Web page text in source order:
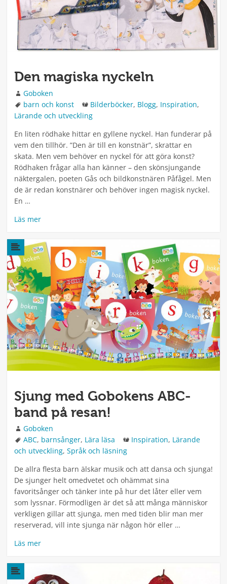
Den magiska nyckeln
Författare
Goboken
Taggar
barn och konst Kategorier
Bilderböcker, Blogg, Inspiration,
Lärande och utveckling
En liten rödhake hittar en gyllene nyckel. Han funderar på
vem den tillhör. ”Den är till en konstnär”, skrattar en
skata. Men vem behöver en nyckel för att göra konst?
Rödhaken frågar alla han känner – den skönsjungande
näktergalen, poeten Gås och bildkonstnären Påfågel. Men
de är redan konstnärer och behöver ingen magisk nyckel.
En …
Läs mer
Sjung med Gobokens ABC-
band på resan!
Författare
Goboken
Taggar
ABC, barnsånger, Lära läsa Kategorier
Inspiration, Lärande
och utveckling, Språk och läsning
De allra flesta barn älskar musik och att dansa och sjunga!
De sjunger helt omedvetet och ohämmat sina
favoritsånger och tänker inte på hur det låter eller vem
som lyssnar. Förmodligen är det så att många människor
verkligen gillar att sjunga, men med tiden blir man mer
reserverad, vill inte sjunga när någon hör eller …
Läs mer